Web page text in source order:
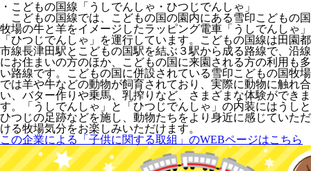
・こどもの国線「うしでんしゃ・ひつじでんしゃ」
こどもの国線では、こどもの国の園内にある雪印こどもの国
牧場の牛と羊をイメージしたラッピング電車「うしでんしゃ」
「ひつじでんしゃ」を運行しています。こどもの国線は田園都
市線長津田駅とこどもの国駅を結ぶ３駅から成る路線で、沿線
にお住まいの方のほか、こどもの国に来園される方の利用も多
い路線です。こどもの国に併設されている雪印こどもの国牧場
では羊や牛などの動物が飼育されており、実際に動物に触れ合
い、バター作りや乗馬、乳搾りなど、さまざまな体験ができま
す。「うしでんしゃ」と「ひつじでんしゃ」の内装にはうしと
ひつじの足跡などを施し、動物たちをより身近に感じていただ
ける牧場気分をお楽しみいただけます。
この企業による「子供に関する取組」のWEBページはこちら